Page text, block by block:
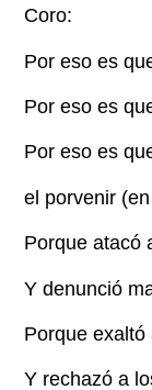
Coro:
Por eso es
Por eso es
Por eso es
el porvenir
Porque atacó
Y denunció
Porque
Y rechazó a